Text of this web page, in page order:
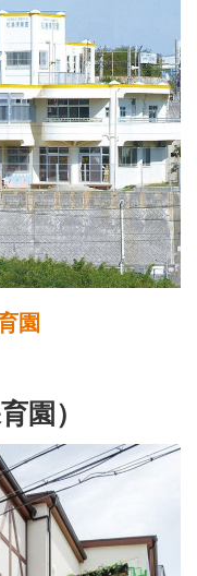
園
園）